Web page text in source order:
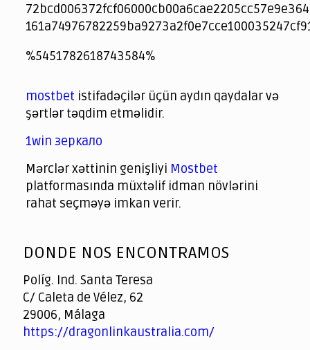
jeetcity
1xbet
jeet city casino
%5451782618743584%
spintiger
Avabet
Spinrise
Crown Green
Crowngreen casino login
슈가 러쉬1000 슬롯
crazy time casino online
1xcasinozambia.com
codingworldnews.com
parimatch.kr
winorio
winorio casino
winorio
mostbet istifadəçilər üçün aydın qaydalar və
şərtlər təqdim etməlidir.
1win зеркало
Mərclər xəttinin genişliyi Mostbet
platformasında müxtəlif idman növlərini
rahat seçməyə imkan verir.
of
DONDE NOS ENCONTRAMOS
Políg. Ind. Santa Teresa
C/ Caleta de Vélez, 62
29006, Málaga
https://dragonlinkaustralia.com/